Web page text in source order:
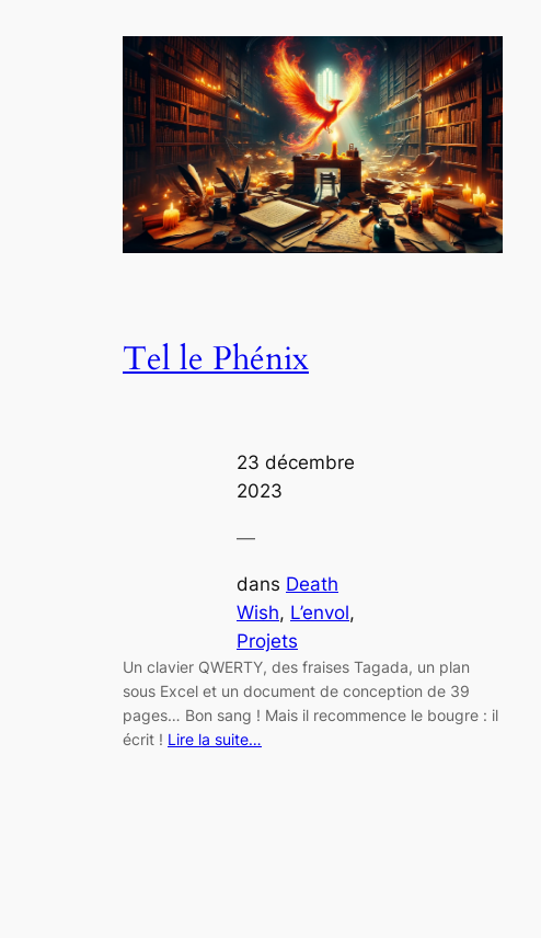
Tel le Phénix
23 décembre
2023
—
dans Death
Wish, L’envol
Projets
Un clavier QWERTY, des fraises Tagada, un plan
sous Excel et un document de conception de 39
pages… Bon sang ! Mais il recommence le bougre : il
écrit ! Lire la suite…